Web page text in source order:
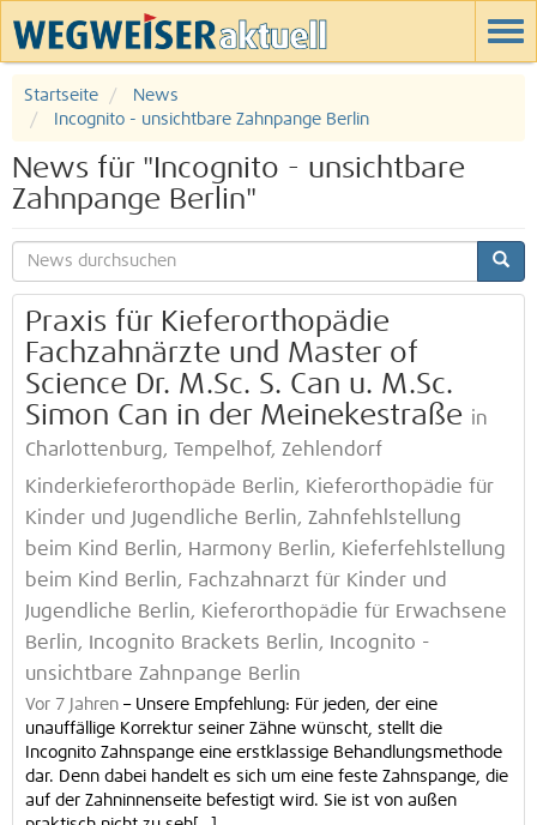
Startseite
News
Incognito - unsichtbare Zahnpange Berlin
News für "Incognito - unsichtbare
Zahnpange Berlin"
Praxis für Kieferorthopädie
Fachzahnärzte und Master of
Science Dr. M.Sc. S. Can u. M.Sc.
Simon Can in der Meinekestraße in
Charlottenburg, Tempelhof, Zehlendorf
Kinderkieferorthopäde Berlin, Kieferorthopädie für
Kinder und Jugendliche Berlin, Zahnfehlstellung
beim Kind Berlin, Harmony Berlin, Kieferfehlstellung
beim Kind Berlin, Fachzahnarzt für Kinder und
Jugendliche Berlin, Kieferorthopädie für Erwachsene
Berlin, Incognito Brackets Berlin, Incognito -
unsichtbare Zahnpange Berlin
Vor 7 Jahren – Unsere Empfehlung: Für jeden, der eine
unauffällige Korrektur seiner Zähne wünscht, stellt die
Incognito Zahnspange eine erstklassige Behandlungsmethode
dar. Denn dabei handelt es sich um eine feste Zahnspange, die
auf der Zahninnenseite befestigt wird. Sie ist von außen